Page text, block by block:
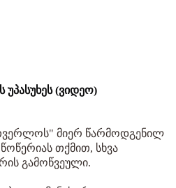
(ვიდეო)
მიერ წარმოდგენილ
თქმით, სხვა
გამოწვეული.